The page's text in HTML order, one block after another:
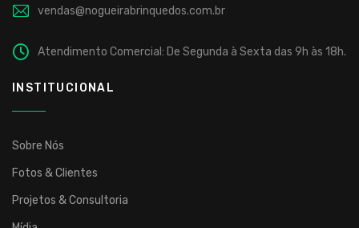
vendas@nogueirabrinquedos.com.br
Atendimento Comercial: De Segunda à Sexta das 9h às 18h.
INSTITUCIONAL
Sobre Nós
Fotos & Clientes
Projetos & Consultoria